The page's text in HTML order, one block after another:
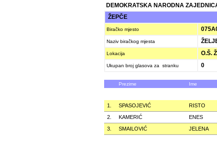
DEMOKRATSKA NARODNA
ŽEPČE
Biračko mjesto
Naziv biračkog mjesta
Lokacija O.Š.
Ukupan broj glasova za stranku 0
Prezime Ime
1. SPASOJEVIĆ
RISTO
2.
KAMERIĆ
ENES
3.
SMAILOVIĆ JELENA